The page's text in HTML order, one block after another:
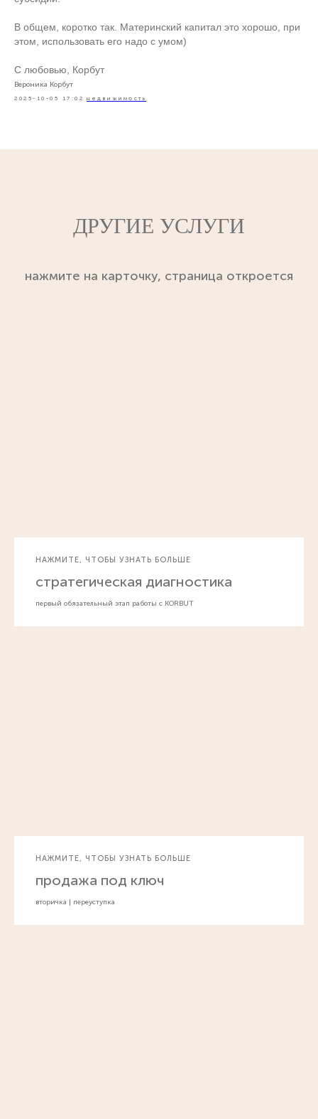
В общем, коротко так. Материнский капитал это хорошо, при
этом, использовать его надо с умом)
С любовью, Корбут
Вероника Корбут
2025-10-05 17:02 недвижимость
ДРУГИЕ УСЛУГИ
нажмите на карточку, страница откроется
НАЖМИТЕ, ЧТОБЫ УЗНАТЬ БОЛЬШЕ
стратегическая диагностика
первый обязательный этап работы с KORBUT
НАЖМИТЕ, ЧТОБЫ УЗНАТЬ БОЛЬШЕ
продажа под ключ
вторичка | переуступка